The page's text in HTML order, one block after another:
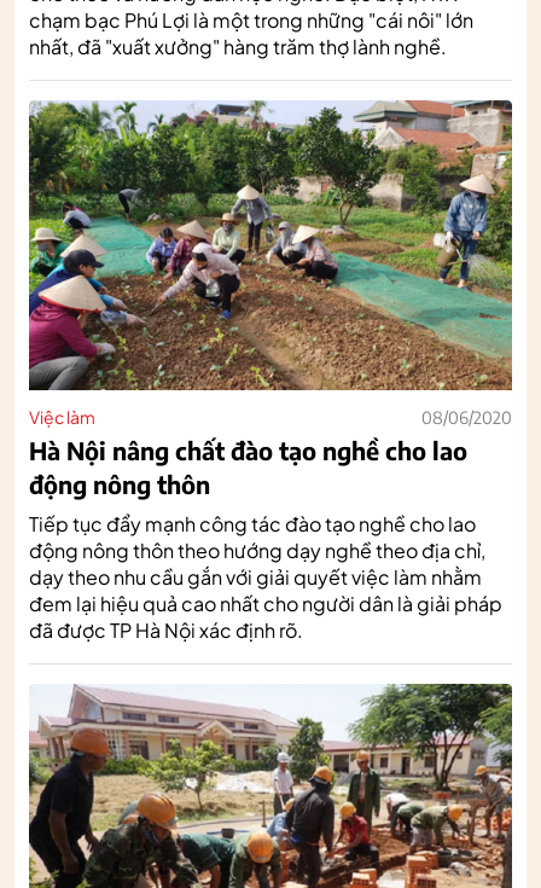
chạm bạc Phú Lợi là một trong những "cái nôi" lớn
nhất, đã "xuất xưởng" hàng trăm thợ lành nghề.
Việc làm 08/06/2020
Hà Nội nâng chất đào tạo nghề cho lao
động nông thôn
Tiếp tục đẩy mạnh công tác đào tạo nghề cho lao
động nông thôn theo hướng dạy nghề theo địa chỉ,
dạy theo nhu cầu gắn với giải quyết việc làm nhằm
đem lại hiệu quả cao nhất cho người dân là giải pháp
đã được TP Hà Nội xác định rõ.